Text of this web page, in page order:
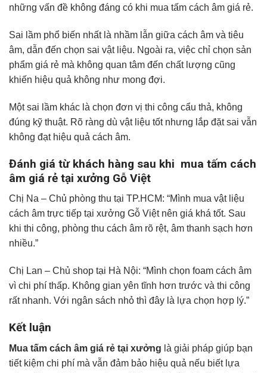
những vấn đề không đáng có khi mua tấm cách âm giá rẻ.
Sai lầm phổ biến nhất là nhầm lẫn giữa cách âm và tiêu
âm, dẫn đến chọn sai vật liệu. Ngoài ra, việc chỉ chọn sản
phẩm giá rẻ mà không quan tâm đến chất lượng cũng
khiến hiệu quả không như mong đợi.
Một sai lầm khác là chọn đơn vị thi công cẩu thả, không
đúng kỹ thuật. Rõ ràng dù vật liệu tốt nhưng lắp đặt sai vẫn
không đạt hiệu quả cách âm.
Đánh giá từ khách hàng sau khi mua tấm cách
âm giá rẻ tại xưởng Gỗ Việt
Chị Na – Chủ phòng thu tại TP.HCM: “Mình mua vật liệu
cách âm trực tiếp tại xưởng Gỗ Việt nên giá khá tốt. Sau
khi thi công, phòng thu cách âm rõ rệt, âm thanh sạch hơn
nhiều.”
Chị Lan – Chủ shop tại Hà Nội: “Mình chọn foam cách âm
vì chi phí thấp. Không gian yên tĩnh hơn trước và thi công
rất nhanh. Với ngân sách nhỏ thì đây là lựa chọn hợp lý.”
Kết luận
Mua tấm cách âm giá rẻ tại xưởng là giải pháp giúp bạn
tiết kiệm chi phí mà vẫn đảm bảo hiệu quả nếu biết lựa